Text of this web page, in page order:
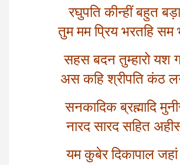
रघुपति कीन्हीं बहुत
तुम मम प्रिय भरतहि सम
सहस बदन तुम्हारो यश
अस कहि श्रीपति कंठ
सनकादिक ब्रह्मादि
नारद सारद सहित
यम कुबेर दिकापाल